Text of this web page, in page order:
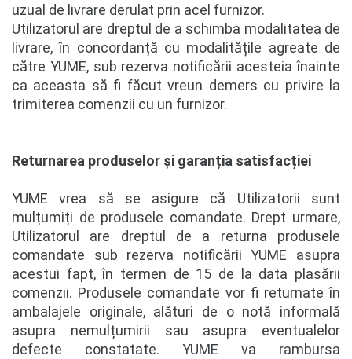
uzual de livrare derulat prin acel furnizor.
Utilizatorul are dreptul de a schimba modalitatea de
livrare, în concordanță cu modalitățile agreate de
către YUME, sub rezerva notificării acesteia înainte
ca aceasta să fi făcut vreun demers cu privire la
trimiterea comenzii cu un furnizor.
Returnarea produselor și garanția satisfacției
YUME vrea să se asigure că Utilizatorii sunt
mulțumiți de produsele comandate. Drept urmare,
Utilizatorul are dreptul de a returna produsele
comandate sub rezerva notificării YUME asupra
acestui fapt, în termen de 15 de la data plasării
comenzii. Produsele comandate vor fi returnate în
ambalajele originale, alături de o notă informală
asupra nemulțumirii sau asupra eventualelor
defecte constatate. YUME va rambursa